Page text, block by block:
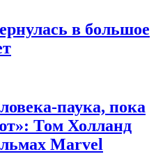
в большое
паука, пока
Том Холланд
Marvel